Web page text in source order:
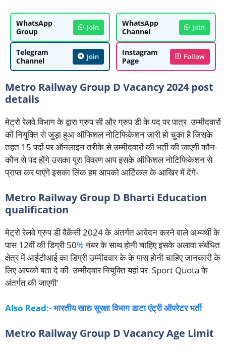
WhatsApp
Group
Join
WhatsApp
Channel
Join
Telegram
Channel
Join
Instagram
Page
Follow
Metro Railway Group D Vacancy 2024 post
details
मेट्रो रेलवे विभाग के द्वारा ग्रुप सी और ग्रुप डी के पद पर पात्र उम्मीदवारों
की नियुक्ति से जुड़ा हुआ ऑफिशल नोटिफिकेशन जारी हो चुका है जिसके
तहत 15 पदों पर ऑनलाइन तरीके से उम्मीदवारों की भर्ती की जाएगी कौन-
कौन से पद होंगे उसका पूरा विवरण आप इसके ऑफिशल नोटिफिकेशन से
प्राप्त कर पाएंगे इसका लिंक हम आपको आर्टिकल के आखिर में देंगे-
Metro Railway Group D Bharti Education
qualification
मेट्रो रेलवे ग्रुप डी वैकेंसी 2024 के अंतर्गत आवेदन करने वाले अभ्यर्थी के
पास 12वीं की डिग्री 50%नंबर के साथ होनी चाहिए इसके अलावा संबंधित
क्षेत्र में आईटीआई का डिग्री उम्मीदवार के के पास होनी चाहिए जानकारी के
लिए आपको बता दे की उम्मीदवार नियुक्ति यहां पर Sport Quota के
अंतर्गत की जाएगी’
Also Read:-भारतीय खाद्य सुरक्षा विभाग डाटा एंट्री ऑपरेटर भर्ती
Metro Railway Group D Vacancy Age Limit